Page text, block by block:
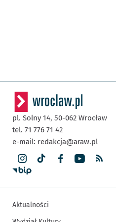
pl. Solny 14, 50-062 Wrocław
tel. 71 776 71 42
e-mail: redakcja@araw.pl
Aktualności